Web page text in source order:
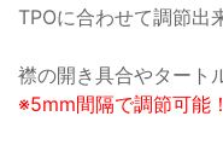
TPOに合わせて調節出
襟の開き具合やタート
※5mm間隔で調節可能